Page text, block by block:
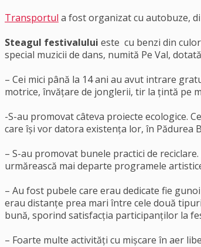
Transportul a fost organizat cu autobuze,
Steagul festivalului este cu benzi din
special muzicii de dans, numită Pe Val,
– Cei mici până la 14 ani au avut intrare
motrice, învățare de jonglerii, tir la țintă pe
-S-au promovat câteva proiecte ecologice.
care își vor datora existența lor, în Pădurea
– S-au promovat bunele practici de
urmărească mai departe programele
– Au fost pubele care erau dedicate fie
erau distanțe prea mari între cele două
bună, sporind satisfacția participanților la
– Foarte multe activități cu mișcare în aer